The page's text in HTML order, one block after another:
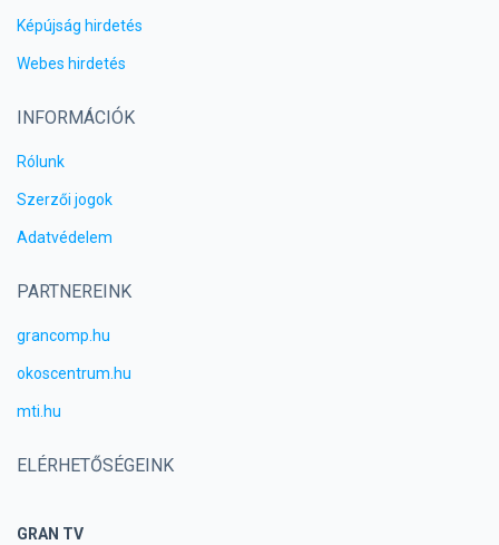
Képújság hirdetés
Webes hirdetés
INFORMÁCIÓK
Rólunk
Szerzői jogok
Adatvédelem
PARTNEREINK
grancomp.hu
okoscentrum.hu
mti.hu
ELÉRHETŐSÉGEINK
GRAN TV